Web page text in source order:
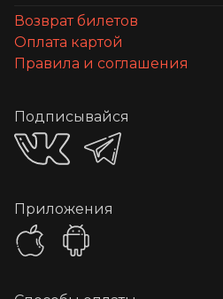
Возврат билетов
Оплата картой
Правила и соглашения
Подписывайся
Приложения